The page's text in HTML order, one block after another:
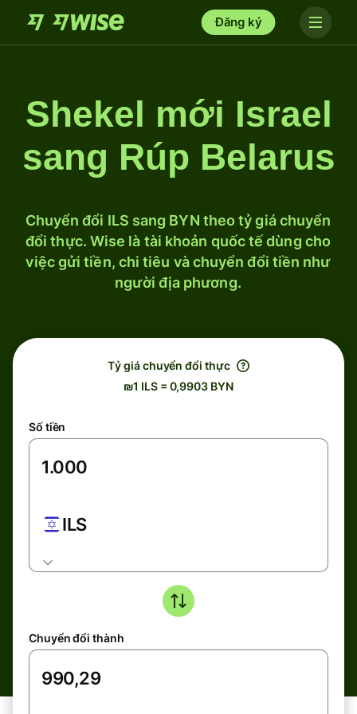
Đăng ký
Shekel mới Israel
sang Rúp Belarus
Chuyển đổi ILS sang BYN theo tỷ giá chuyển
đổi thực. Wise là tài khoản quốc tế dùng cho
việc gửi tiền, chi tiêu và chuyển đổi tiền như
người địa phương.
Tỷ giá chuyển đổi thực
₪1 ILS = 0,9903 BYN
Số tiền
ILS
Chuyển đổi thành